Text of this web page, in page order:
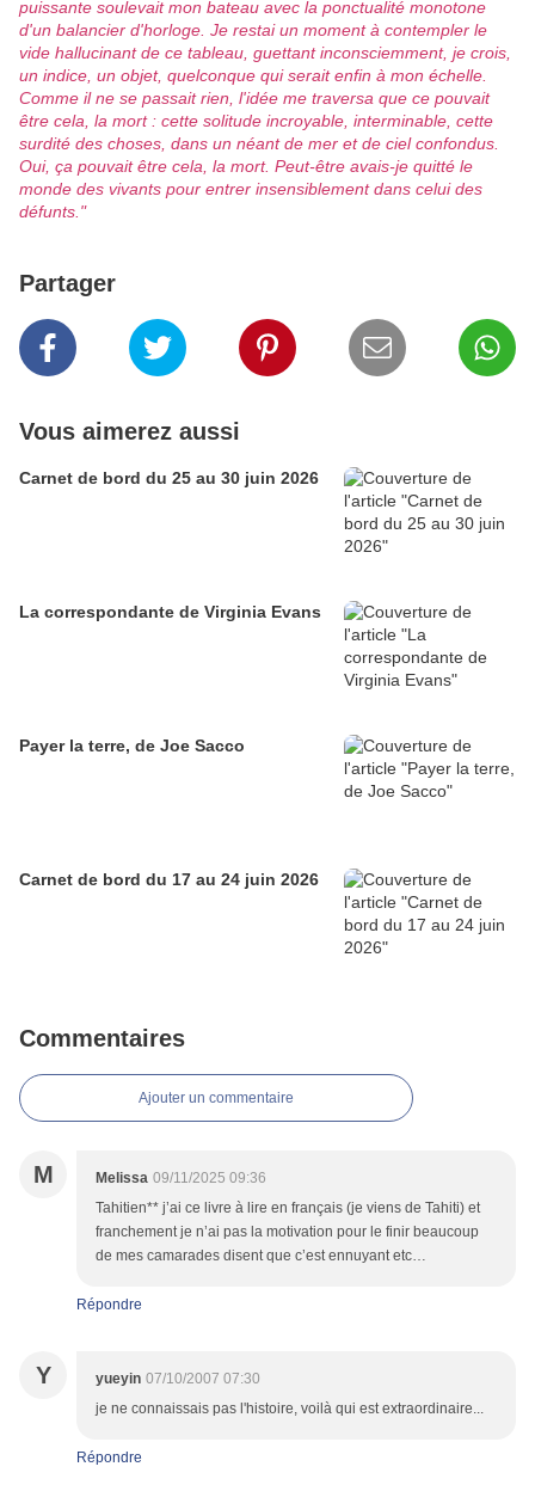
puissante soulevait mon bateau avec la ponctualité monotone
d'un balancier d'horloge. Je restai un moment à contempler le
vide hallucinant de ce tableau, guettant inconsciemment, je crois,
un indice, un objet, quelconque qui serait enfin à mon échelle.
Comme il ne se passait rien, l'idée me traversa que ce pouvait
être cela, la mort : cette solitude incroyable, interminable, cette
surdité des choses, dans un néant de mer et de ciel confondus.
Oui, ça pouvait être cela, la mort. Peut-être avais-je quitté le
monde des vivants pour entrer insensiblement dans celui des
défunts."
Partager
Vous aimerez aussi
Carnet de bord du 25 au 30 juin 2026
La correspondante de Virginia Evans
Payer la terre, de Joe Sacco
Carnet de bord du 17 au 24 juin 2026
Commentaires
Ajouter un commentaire
M Melissa 09/11/2025 09:36
Tahitien** j’ai ce livre à lire en français (je viens de Tahiti) et
franchement je n’ai pas la motivation pour le finir beaucoup
de mes camarades disent que c’est ennuyant etc…
Répondre
Y yueyin 07/10/2007 07:30
je ne connaissais pas l'histoire, voilà qui est extraordinaire...
Répondre